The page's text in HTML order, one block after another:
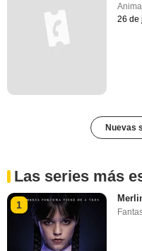
26 de
Nuevas
Las series más
1